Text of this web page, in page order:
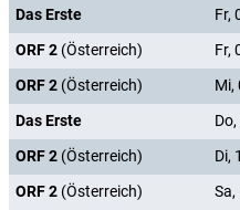
Das Erste
Fr,
ORF 2 (Österreich) Fr,
ORF 2 (Österreich) Mi,
Das Erste
ORF 2 (Österreich) Di,
ORF 2 (Österreich) Sa,